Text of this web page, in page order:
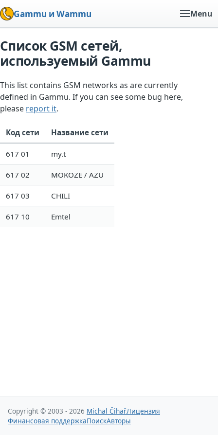
Gammu и Wammu Menu
Список GSM сетей,
используемый Gammu
This list contains GSM networks as are currently
defined in Gammu. If you can see some bug here,
please report it.
Код сети Название сети
617 01 my.t
617 02 MOKOZE / AZU
617 03 CHILI
617 10 Emtel
Copyright © 2003 - 2026 Michal ČihařЛицензия
Финансовая поддержкаПоискАвторы